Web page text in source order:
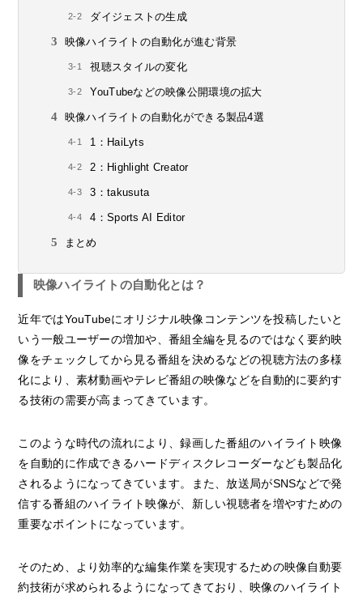
ダイジェストの生成
映像ハイライトの自動化が進む背景
視聴スタイルの変化
YouTubeなどの映像公開環境の拡大
映像ハイライトの自動化ができる製品4選
1：HaiLyts
2：Highlight Creator
3：takusuta
4：Sports AI Editor
まとめ
映像ハイライトの自動化とは？
近年ではYouTubeにオリジナル映像コンテンツを投稿したいと
いう一般ユーザーの増加や、番組全編を見るのではなく要約映
像をチェックしてから見る番組を決めるなどの視聴方法の多様
化により、素材動画やテレビ番組の映像などを自動的に要約す
る技術の需要が高まってきています。
このような時代の流れにより、録画した番組のハイライト映像
を自動的に作成できるハードディスクレコーダーなども製品化
されるようになってきています。また、放送局がSNSなどで発
信する番組のハイライト映像が、新しい視聴者を増やすための
重要なポイントになっています。
そのため、より効率的な編集作業を実現するための映像自動要
約技術が求められるようになってきており、映像のハイライト